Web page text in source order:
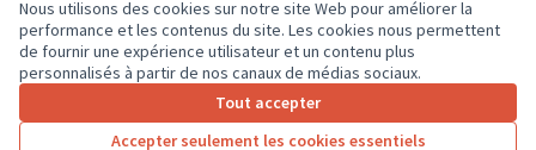
Nous utilisons des cookies sur notre site Web pour améliorer la
performance et les contenus du site. Les cookies nous permettent
de fournir une expérience utilisateur et un contenu plus
personnalisés à partir de nos canaux de médias sociaux.
Tout accepter
Accepter seulement les cookies essentiels